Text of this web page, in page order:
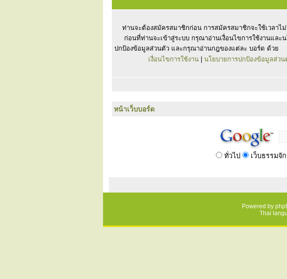
ท่านจะต้องสมัครสมาชิกก่อน การสมัครสมาชิกจะใช้เวลาไ
ก่อนที่ท่านจะเข้าสู่ระบบ กรุณาอ่านเงื่อนไขการใช้งานและน
ปกป้องข้อมูลส่วนตัว และกรุณาอ่านกฎของแต่ละ บอร์ด ด้วย
เงื่อนไขการใช้งาน
นโยบายการปกป้องข้อมูลส่วน
หน้าเว็บบอร์ด
ทั่วไป เว็บธรรมจั
Powered by
Thai